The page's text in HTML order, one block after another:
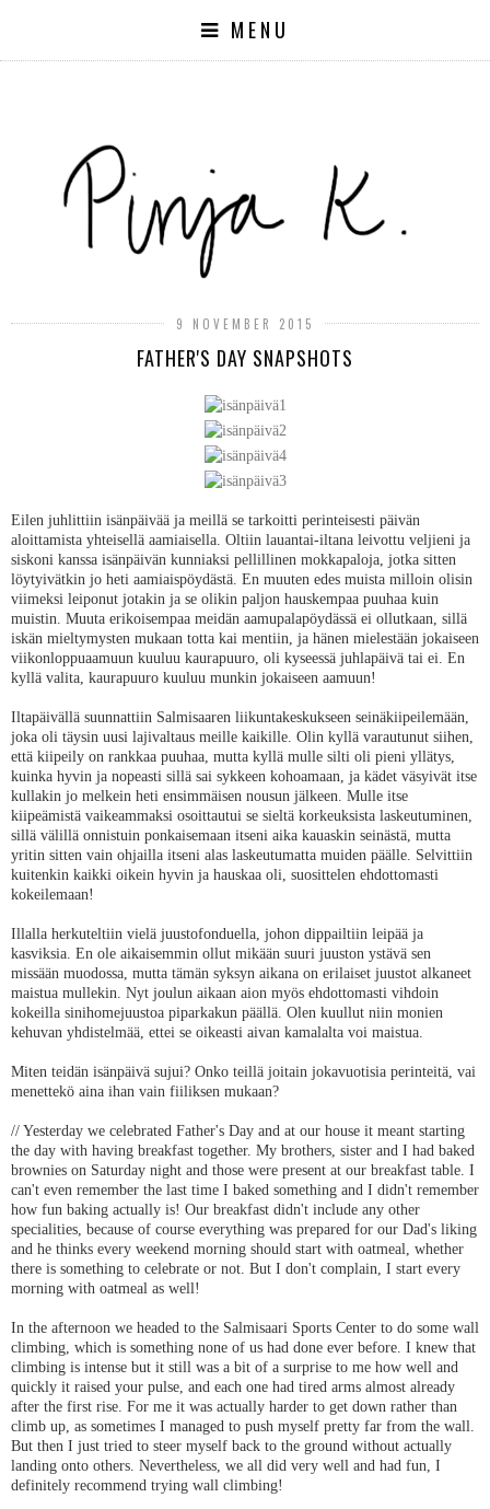
MENU
9 NOVEMBER 2015
FATHER'S DAY SNAPSHOTS
Eilen juhlittiin isänpäivää ja meillä se tarkoitti perinteisesti päivän
aloittamista yhteisellä aamiaisella. Oltiin lauantai-iltana leivottu veljieni ja
siskoni kanssa isänpäivän kunniaksi pellillinen mokkapaloja, jotka sitten
löytyivätkin jo heti aamiaispöydästä. En muuten edes muista milloin olisin
viimeksi leiponut jotakin ja se olikin paljon hauskempaa puuhaa kuin
muistin. Muuta erikoisempaa meidän aamupalapöydässä ei ollutkaan, sillä
iskän mieltymysten mukaan totta kai mentiin, ja hänen mielestään jokaiseen
viikonloppuaamuun kuuluu kaurapuuro, oli kyseessä juhlapäivä tai ei. En
kyllä valita, kaurapuuro kuuluu munkin jokaiseen aamuun!
Iltapäivällä suunnattiin Salmisaaren liikuntakeskukseen seinäkiipeilemään,
joka oli täysin uusi lajivaltaus meille kaikille. Olin kyllä varautunut siihen,
että kiipeily on rankkaa puuhaa, mutta kyllä mulle silti oli pieni yllätys,
kuinka hyvin ja nopeasti sillä sai sykkeen kohoamaan, ja kädet väsyivät itse
kullakin jo melkein heti ensimmäisen nousun jälkeen. Mulle itse
kiipeämistä vaikeammaksi osoittautui se sieltä korkeuksista laskeutuminen,
sillä välillä onnistuin ponkaisemaan itseni aika kauaskin seinästä, mutta
yritin sitten vain ohjailla itseni alas laskeutumatta muiden päälle. Selvittiin
kuitenkin kaikki oikein hyvin ja hauskaa oli, suosittelen ehdottomasti
kokeilemaan!
Illalla herkuteltiin vielä juustofonduella, johon dippailtiin leipää ja
kasviksia. En ole aikaisemmin ollut mikään suuri juuston ystävä sen
missään muodossa, mutta tämän syksyn aikana on erilaiset juustot alkaneet
maistua mullekin. Nyt joulun aikaan aion myös ehdottomasti vihdoin
kokeilla sinihomejuustoa piparkakun päällä. Olen kuullut niin monien
kehuvan yhdistelmää, ettei se oikeasti aivan kamalalta voi maistua.
Miten teidän isänpäivä sujui? Onko teillä joitain jokavuotisia perinteitä, vai
menettekö aina ihan vain fiiliksen mukaan?
// Yesterday we celebrated Father's Day and at our house it meant starting
the day with having breakfast together. My brothers, sister and I had baked
brownies on Saturday night and those were present at our breakfast table. I
can't even remember the last time I baked something and I didn't remember
how fun baking actually is! Our breakfast didn't include any other
specialities, because of course everything was prepared for our Dad's liking
and he thinks every weekend morning should start with oatmeal, whether
there is something to celebrate or not. But I don't complain, I start every
morning with oatmeal as well!
In the afternoon we headed to the Salmisaari Sports Center to do some wall
climbing, which is something none of us had done ever before. I knew that
climbing is intense but it still was a bit of a surprise to me how well and
quickly it raised your pulse, and each one had tired arms almost already
after the first rise. For me it was actually harder to get down rather than
climb up, as sometimes I managed to push myself pretty far from the wall.
But then I just tried to steer myself back to the ground without actually
landing onto others. Nevertheless, we all did very well and had fun, I
definitely recommend trying wall climbing!